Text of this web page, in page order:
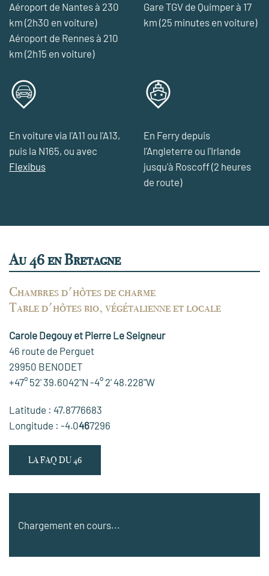
Aéroport de Nantes à 230
km (2h30 en voiture)
Aéroport de Rennes à 210
km (2h15 en voiture)
Gare TGV de Quimper à 17
km (25 minutes en voiture)
En voiture via l'A11 ou l'A13,
puis la N165, ou avec
Flexibus
En Ferry depuis
l'Angleterre ou l'Irlande
jusqu'à Roscoff (2 heures
de route)
Au 46 en Bretagne
Chambres d'hôtes de charme
Table d'hôtes bio, végétalienne et locale
Carole Degouy et Pierre Le Seigneur
46 route de Perguet
29950 BENODET
+47° 52' 39.6042"N -4° 2' 48.228"W
Latitude : 47.8776683
Longitude : -4.0467296
LA FAQ DU 46
Chargement en cours...